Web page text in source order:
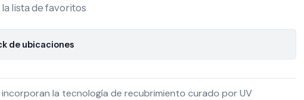
lista de favoritos
de ubicaciones
incorporan la tecnología de recubrimiento curado por UV